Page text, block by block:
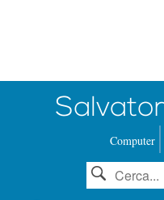
Computer